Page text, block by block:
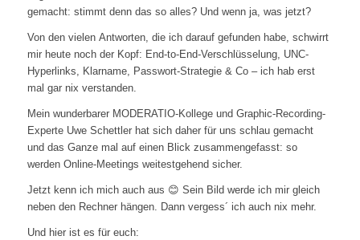
gemacht: stimmt denn das so alles? Und wenn ja, was jetzt?
Von den vielen Antworten, die ich darauf gefunden habe, schwirrt
mir heute noch der Kopf: End-to-End-Verschlüsselung, UNC-
Hyperlinks, Klarname, Passwort-Strategie & Co – ich hab erst
mal gar nix verstanden.
Mein wunderbarer MODERATIO-Kollege und Graphic-Recording-
Experte Uwe Schettler hat sich daher für uns schlau gemacht
und das Ganze mal auf einen Blick zusammengefasst: so
werden Online-Meetings weitestgehend sicher.
Jetzt kenn ich mich auch aus 😊 Sein Bild werde ich mir gleich
neben den Rechner hängen. Dann vergess´ ich auch nix mehr.
Und hier ist es für euch: